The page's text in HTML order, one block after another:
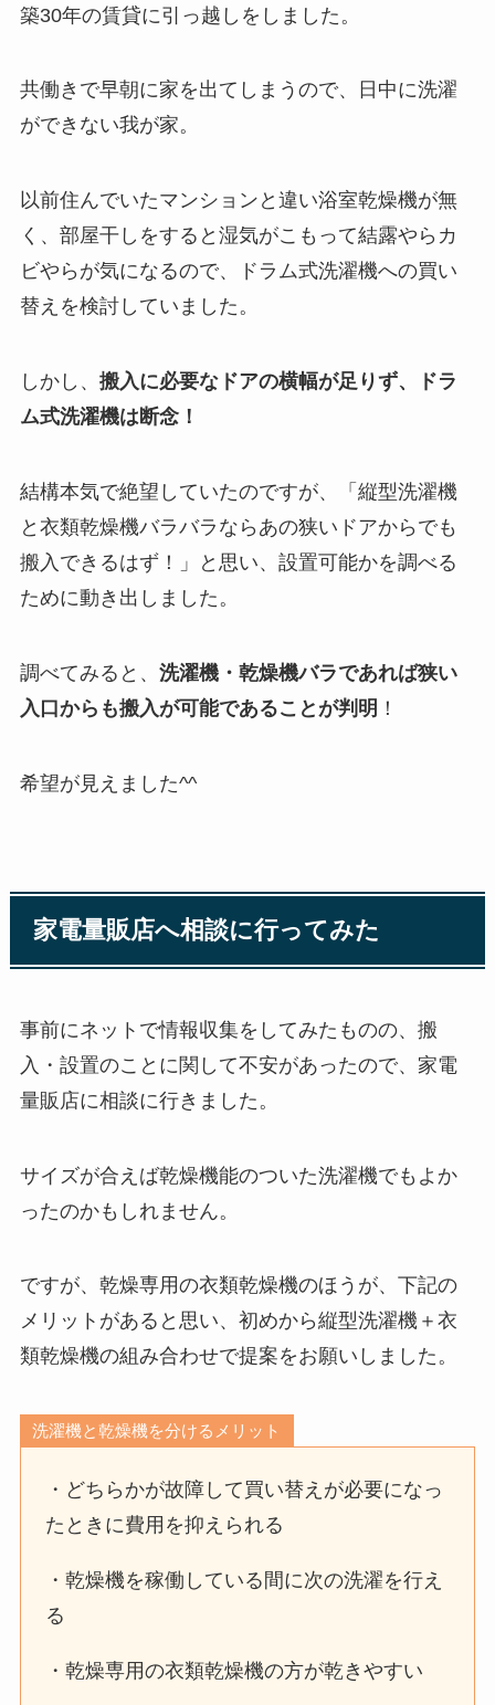
築30年の賃貸に引っ越しをしました。
共働きで早朝に家を出てしまうので、日中に洗濯
ができない我が家。
以前住んでいたマンションと違い浴室乾燥機が無
く、部屋干しをすると湿気がこもって結露やらカ
ビやらが気になるので、ドラム式洗濯機への買い
替えを検討していました。
しかし、 搬入に必要なドアの横幅が足りず、ドラ
ム式洗濯機は断念！
結構本気で絶望していたのですが、「縦型洗濯機
と衣類乾燥機バラバラならあの狭いドアからでも
搬入できるはず！」と思い、設置可能かを調べる
ために動き出しました。
調べてみると、 洗濯機・乾燥機バラであれば狭い
入口からも搬入が可能であることが判明 ！
希望が見えました^^
家電量販店へ相談に行ってみた
事前にネットで情報収集をしてみたものの、搬
入・設置のことに関して不安があったので、家電
量販店に相談に行きました。
サイズが合えば乾燥機能のついた洗濯機でもよか
ったのかもしれません。
ですが、乾燥専用の衣類乾燥機のほうが、下記の
メリットがあると思い、初めから縦型洗濯機＋衣
類乾燥機の組み合わせで提案をお願いしました。
洗濯機と乾燥機を分けるメリット
・どちらかが故障して買い替えが必要になっ
たときに費用を抑えられる
・乾燥機を稼働している間に次の洗濯を行え
る
・乾燥専用の衣類乾燥機の方が乾きやすい